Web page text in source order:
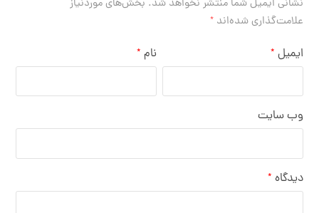
نشانی ایمیل شما منتشر نخواهد شد. بخش‌های موردنیاز
علامت‌گذاری شده‌اند*
نام * ایمیل *
وب‌ سایت
دیدگاه *